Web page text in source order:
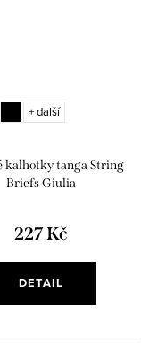
kalhotky tanga String
Briefs Giulia
227 Kč
DETAIL
+ další